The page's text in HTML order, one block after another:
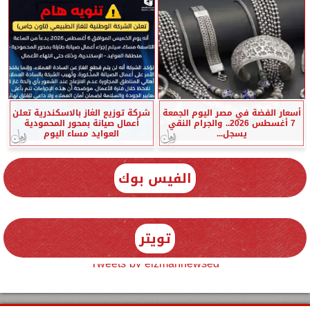
أسعار الفضة في مصر اليوم الجمعة
7 أغسطس 2026.. والجرام النقي
يسجل...
شركة توزيع الغاز بالاسكندرية تعلن
أعمال صيانة بمحور المحمودية
العوايد مساء اليوم
الفيس بوك
تويتر
Tweets by elzmannewseg